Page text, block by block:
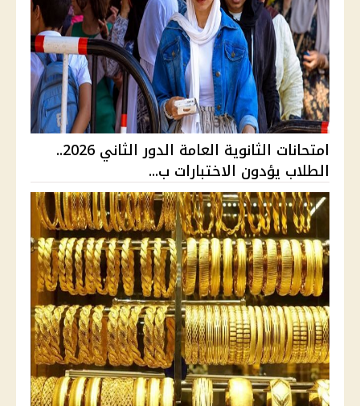
امتحانات الثانوية العامة الدور الثاني 2026..
الطلاب يؤدون الاختبارات ب...